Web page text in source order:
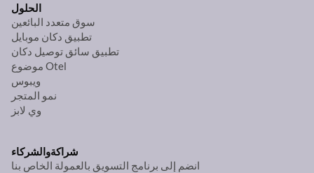
الحلول
سوق متعدد البائعين
تطبيق دكان موبايل
تطبيق سائق توصيل دكان
موضوع Otel
ويبوس
نمو المتجر
وي لابز
شراكةوالشركاء
انضم إلى برنامج التسويق بالعمولة الخاص بنا